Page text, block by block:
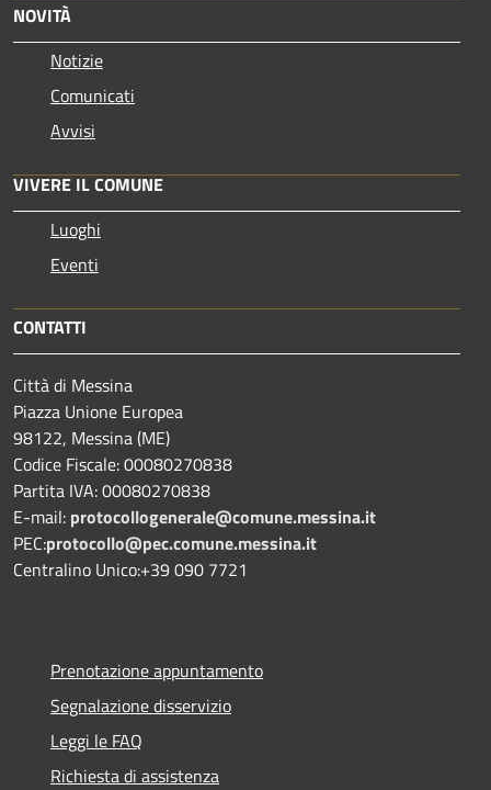
NOVITÀ
Notizie
Comunicati
Avvisi
VIVERE IL COMUNE
Luoghi
Eventi
CONTATTI
Città di Messina
Piazza Unione Europea
98122, Messina (ME)
Codice Fiscale: 00080270838
Partita IVA: 00080270838
E-mail: protocollogenerale@comune.messina.it
PEC:protocollo@pec.comune.messina.it
Centralino Unico:+39 090 7721
Prenotazione appuntamento
Segnalazione disservizio
Leggi le FAQ
Richiesta di assistenza